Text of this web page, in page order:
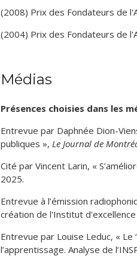
enfants présentant des
Canadian Bulletin of Medical
l’histoire dans la presse franco-
(2018) « Les professionnels,
sciences et sociétés, Montréal,
(2016) Julien Prud’homme et
raisons et obstacles »,
(2015) « L’agronome, le
en commission parlementaire,
(2013) « L’école, le débat,
l’histoire nationale »,Cahiers
(2008) Prix des Fondateurs de
(2004) Prix des Fondateurs de
Médias
Présences choisies dans les
Entrevue par Daphnée Dion-
publiques »,Le Journal de
Cité par Vincent Larin, «
2025.
Entrevue à l’émission
création de l'Institut
Entrevue par Louise Leduc, « Le
l’apprentissage. Analyse de